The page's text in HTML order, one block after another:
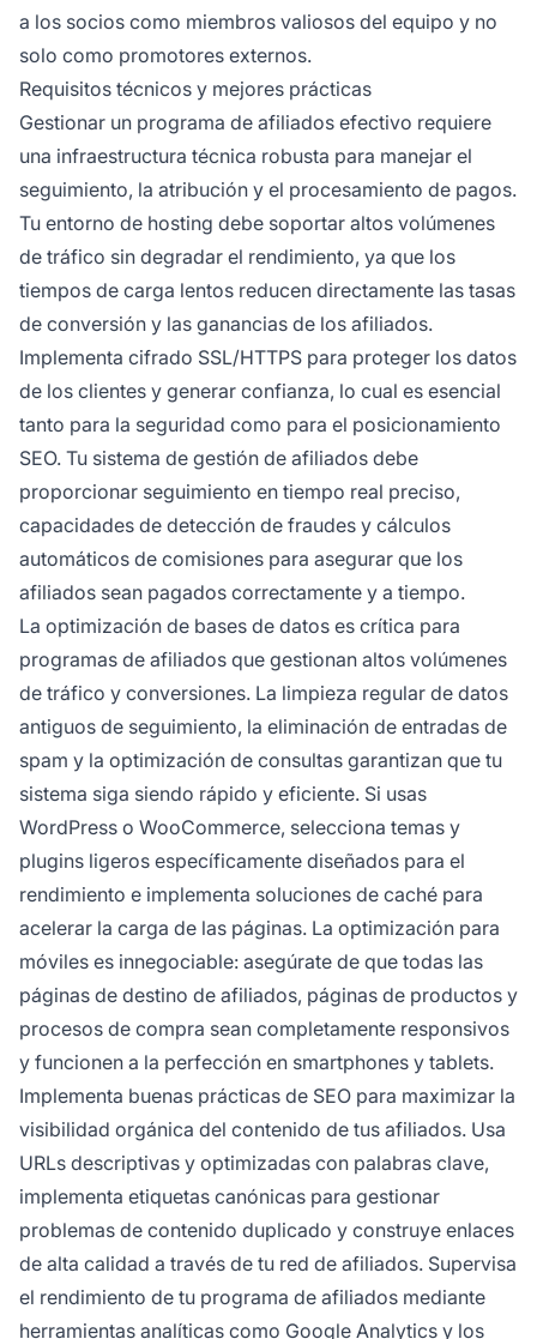
a los socios como miembros valiosos del equipo y no
solo como promotores externos.
Requisitos técnicos y mejores prácticas
Gestionar un programa de afiliados efectivo requiere
una infraestructura técnica robusta para manejar el
seguimiento, la atribución y el procesamiento de pagos.
Tu entorno de hosting debe soportar altos volúmenes
de tráfico sin degradar el rendimiento, ya que los
tiempos de carga lentos reducen directamente las tasas
de conversión y las ganancias de los afiliados.
Implementa cifrado SSL/HTTPS para proteger los datos
de los clientes y generar confianza, lo cual es esencial
tanto para la seguridad como para el posicionamiento
SEO. Tu sistema de gestión de afiliados debe
proporcionar seguimiento en tiempo real preciso,
capacidades de detección de fraudes y cálculos
automáticos de comisiones para asegurar que los
afiliados sean pagados correctamente y a tiempo.
La optimización de bases de datos es crítica para
programas de afiliados que gestionan altos volúmenes
de tráfico y conversiones. La limpieza regular de datos
antiguos de seguimiento, la eliminación de entradas de
spam y la optimización de consultas garantizan que tu
sistema siga siendo rápido y eficiente. Si usas
WordPress o WooCommerce, selecciona temas y
plugins ligeros específicamente diseñados para el
rendimiento e implementa soluciones de caché para
acelerar la carga de las páginas. La optimización para
móviles es innegociable: asegúrate de que todas las
páginas de destino de afiliados, páginas de productos y
procesos de compra sean completamente responsivos
y funcionen a la perfección en smartphones y tablets.
Implementa buenas prácticas de SEO para maximizar la
visibilidad orgánica del contenido de tus afiliados. Usa
URLs descriptivas y optimizadas con palabras clave,
implementa etiquetas canónicas para gestionar
problemas de contenido duplicado y construye enlaces
de alta calidad a través de tu red de afiliados. Supervisa
el rendimiento de tu programa de afiliados mediante
herramientas analíticas como Google Analytics y los